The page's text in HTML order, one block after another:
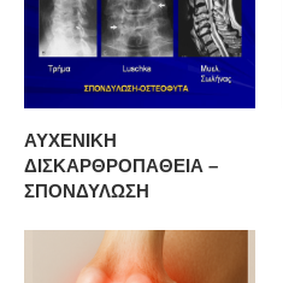
ΑΥΧΕΝΙΚΗ
ΔΙΣΚΑΡΘΡΟΠΑΘΕΙΑ –
ΣΠΟΝΔΥΛΩΣΗ